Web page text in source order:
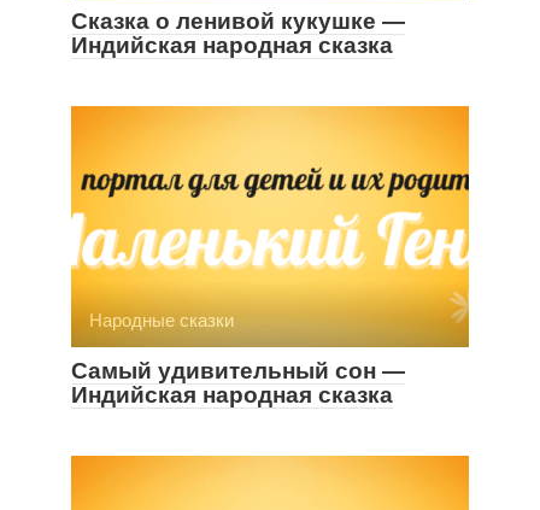
Сказка о ленивой кукушке —
Индийская народная сказка
Народные сказки
Самый удивительный сон —
Индийская народная сказка